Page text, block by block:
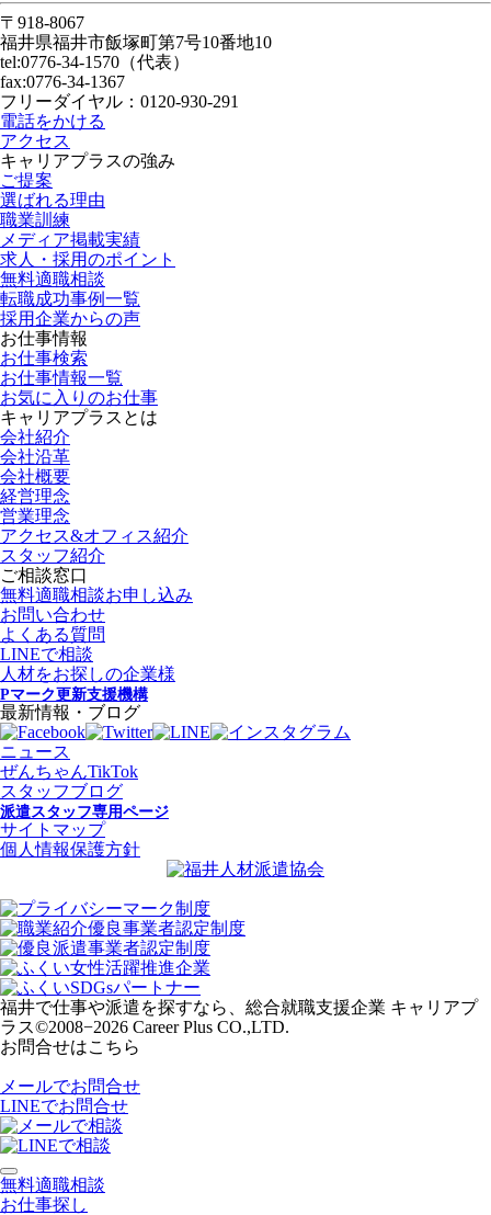
〒918-8067
福井県福井市飯塚町第7号10番地10
tel:0776-34-1570（代表）
fax:0776-34-1367
フリーダイヤル：0120-930-291
電話をかける
アクセス
キャリアプラスの強み
ご提案
選ばれる理由
職業訓練
メディア掲載実績
求人・採用のポイント
無料適職相談
転職成功事例一覧
採用企業からの声
お仕事情報
お仕事検索
お仕事情報一覧
お気に入りのお仕事
キャリアプラスとは
会社紹介
会社沿革
会社概要
経営理念
営業理念
アクセス&オフィス紹介
スタッフ紹介
ご相談窓口
無料適職相談お申し込み
お問い合わせ
よくある質問
LINEで相談
人材をお探しの企業様
Pマーク更新支援機構
最新情報・ブログ
ニュース
ぜんちゃんTikTok
スタッフブログ
派遣スタッフ専用ページ
サイトマップ
個人情報保護方針
福井で仕事や派遣を探すなら、総合就職支援企業 キャリアプ
ラス©2008−2026 Career Plus CO.,LTD.
お問合せはこちら
メールでお問合せ
LINEでお問合せ
無料適職相談
お仕事探し